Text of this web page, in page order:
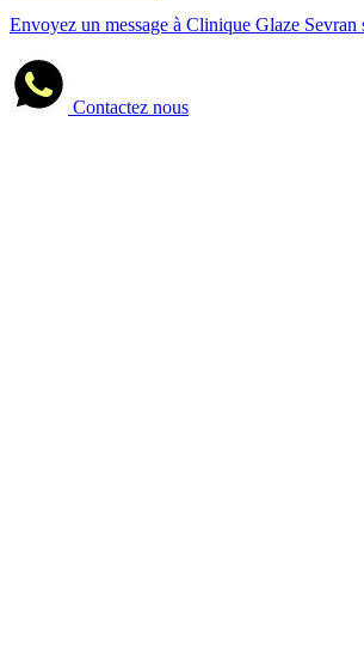
Envoyez un message à Clinique Glaze Sevran
Contactez nous